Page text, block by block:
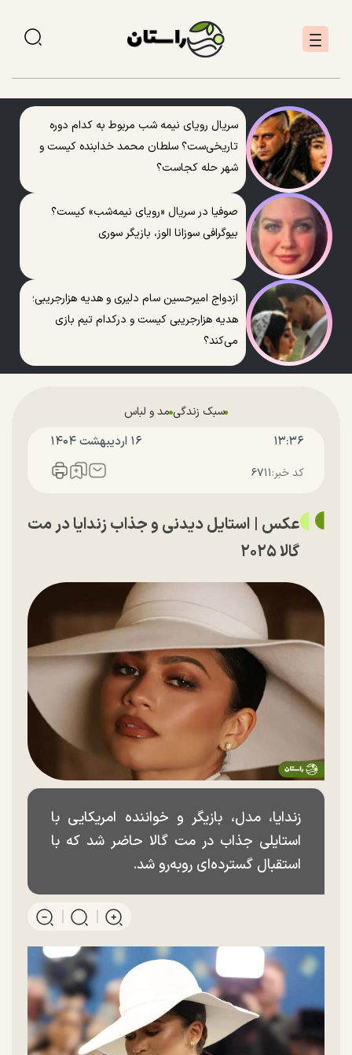
سریال رویای نیمه شب مربوط به کدام دوره
تاریخی‌ست؟ سلطان محمد خدابنده کیست و
شهر حله کجاست؟
صوفیا در سریال «رویای نیمه‌شب» کیست؟
بیوگرافی سوزانا الوز، بازیگر سوری
ازدواج امیرحسین سام دلیری و هدیه هزارجریبی؛
هدیه هزارجریبی کیست و درکدام تیم بازی
می‌کند؟
سبک زندگی مد و لباس
۱۳:۳۶ ۱۶ ارديبهشت ۱۴۰۴
کد خبر:۶۷۱۱
عکس | استایل دیدنی و جذاب زندایا در مت
گالا ۲۰۲۵
زندایا، مدل، بازیگر و خواننده امریکایی با
استایلی جذاب در مت گالا حاضر شد که با
استقبال گسترده‌ای روبه‌رو شد.